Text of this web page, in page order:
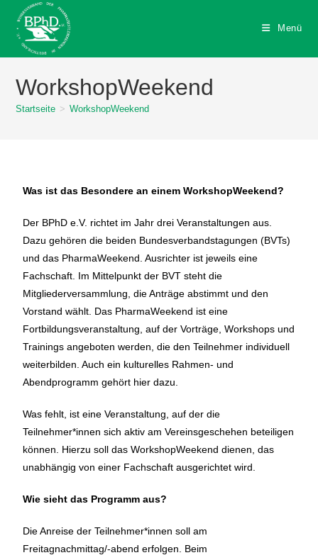
Menü
WorkshopWeekend
Startseite > WorkshopWeekend
Was ist das Besondere an einem WorkshopWeekend?
Der BPhD e.V. richtet im Jahr drei Veranstaltungen aus.
Dazu gehören die beiden Bundesverbandstagungen (BVTs)
und das PharmaWeekend. Ausrichter ist jeweils eine
Fachschaft. Im Mittelpunkt der BVT steht die
Mitgliederversammlung, die Anträge abstimmt und den
Vorstand wählt. Das PharmaWeekend ist eine
Fortbildungsveranstaltung, auf der Vorträge, Workshops und
Trainings angeboten werden, die den Teilnehmer individuell
weiterbilden. Auch ein kulturelles Rahmen- und
Abendprogramm gehört hier dazu.
Was fehlt, ist eine Veranstaltung, auf der die
Teilnehmer*innen sich aktiv am Vereinsgeschehen beteiligen
können. Hierzu soll das WorkshopWeekend dienen, das
unabhängig von einer Fachschaft ausgerichtet wird.
Wie sieht das Programm aus?
Die Anreise der Teilnehmer*innen soll am
Freitagnachmittag/-abend erfolgen. Beim